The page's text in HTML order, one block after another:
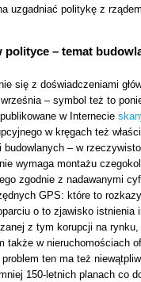
uzgadniać politykę z
– temat
się z doświadczeniami
– symbol też to
w Internecie
w kręgach też
budowlanych – w
wymaga montażu
zgodnie z nadawanymi
GPS: które to
o to zjawisko
z tym korupcji na
także w nieruchomościach
ten ma też
150-letnich planach co